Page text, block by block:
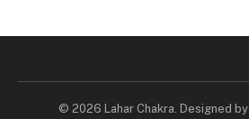
© 2026 Lahar Chakra. Designed by